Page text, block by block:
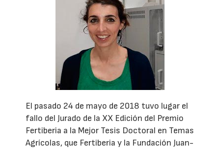
El pasado 24 de mayo de 2018 tuvo lugar el
fallo del Jurado de la XX Edición del Premio
Fertiberia a la Mejor Tesis Doctoral en Temas
Agrícolas, que Fertiberia y la Fundación Juan-